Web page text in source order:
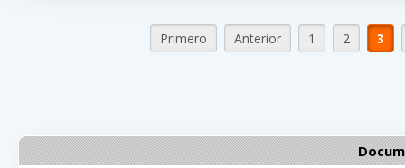
Primero Anterior 1 2 3